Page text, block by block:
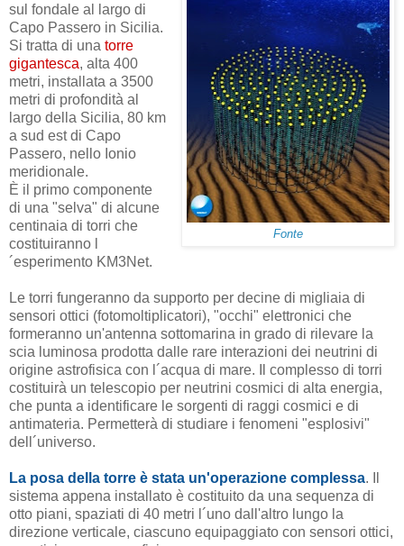
Fonte
sul fondale al largo di
Capo Passero in Sicilia.
Si tratta di una torre
gigantesca, alta 400
metri, installata a 3500
metri di profondità al
largo della Sicilia, 80 km
a sud est di Capo
Passero, nello Ionio
meridionale.
È il primo componente
di una "selva" di alcune
centinaia di torri che
costituiranno l
´esperimento KM3Net.
Le torri fungeranno da supporto per decine di migliaia di
sensori ottici (fotomoltiplicatori), "occhi" elettronici che
formeranno un'antenna sottomarina in grado di rilevare la
scia luminosa prodotta dalle rare interazioni dei neutrini di
origine astrofisica con l´acqua di mare. Il complesso di torri
costituirà un telescopio per neutrini cosmici di alta energia,
che punta a identificare le sorgenti di raggi cosmici e di
antimateria. Permetterà di studiare i fenomeni "esplosivi"
dell´universo.
La posa della torre è stata un'operazione complessa. Il
sistema appena installato è costituito da una sequenza di
otto piani, spaziati di 40 metri l´uno dall'altro lungo la
direzione verticale, ciascuno equipaggiato con sensori ottici,